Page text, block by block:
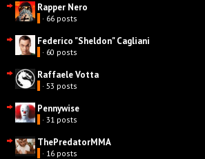
Rapper Nero
· 66 posts
Federico "Sheldon" Cagliani
· 60 posts
Raffaele Votta
· 53 posts
Pennywise
· 31 posts
ThePredatorMMA
· 16 posts